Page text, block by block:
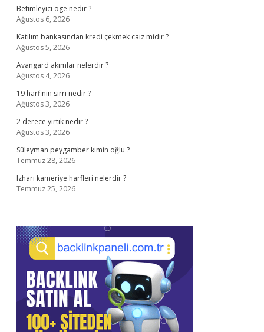
Betimleyici öge nedir ?
Ağustos 6, 2026
Katılım bankasından kredi çekmek caiz midir ?
Ağustos 5, 2026
Avangard akımlar nelerdir ?
Ağustos 4, 2026
19 harfinin sırrı nedir ?
Ağustos 3, 2026
2 derece yırtık nedir ?
Ağustos 3, 2026
Süleyman peygamber kimin oğlu ?
Temmuz 28, 2026
Izharı kameriye harfleri nelerdir ?
Temmuz 25, 2026